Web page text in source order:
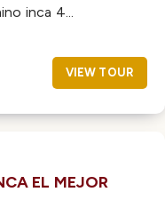
inca 4...
VIEW TOUR
EL MEJOR